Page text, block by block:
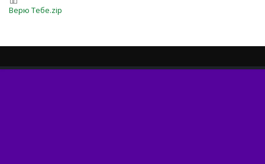
Верю Тебе.zip